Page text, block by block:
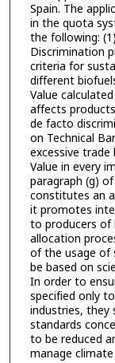
Spain. The
in the quota
the following:
Discrimination
criteria for
different
Value
affects
de facto
on Technical
excessive
Value in every
paragraph (g)
constitutes an
it promotes
to producers of
allocation
of the usage of
be based on
In order to
specified only
industries, they
standards
to be reduced
manage